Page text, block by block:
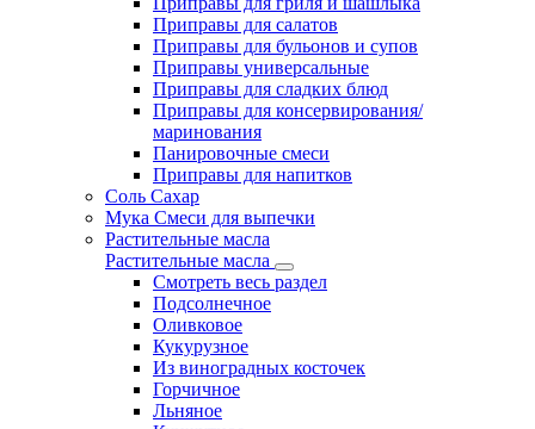
Приправы для салатов
Приправы для бульонов и супов
Приправы универсальные
Приправы для сладких блюд
Приправы для консервирования/
маринования
Панировочные смеси
Приправы для напитков
Соль Сахар
Мука Смеси для выпечки
Растительные масла
Растительные масла
Смотреть весь раздел
Подсолнечное
Оливковое
Кукурузное
Из виноградных косточек
Горчичное
Льняное